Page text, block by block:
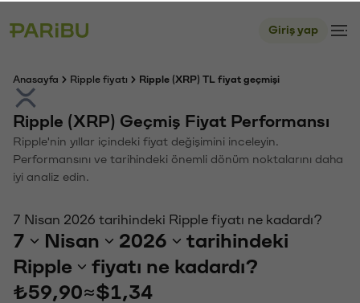
Giriş yap
Anasayfa Ripple fiyatı Ripple (XRP) TL fiyat geçmişi
Ripple (XRP) Geçmiş Fiyat Performansı
Ripple'nin yıllar içindeki fiyat değişimini inceleyin.
Performansını ve tarihindeki önemli dönüm noktalarını daha
iyi analiz edin.
7 Nisan 2026 tarihindeki Ripple fiyatı ne kadardı?
7 Nisan 2026
tarihindeki
Ripple
fiyatı ne kadardı?
₺59,90≈$1,34